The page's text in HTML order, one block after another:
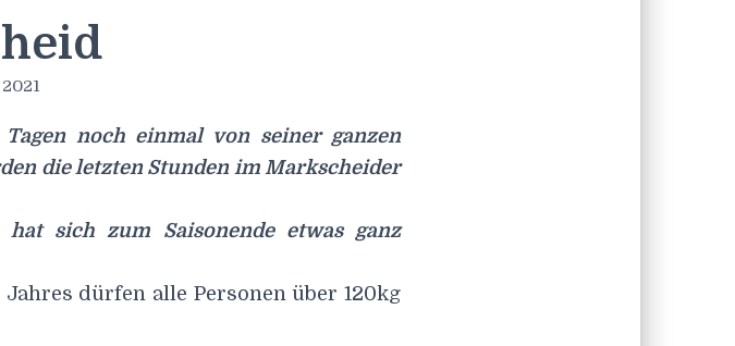
noch einmal von seiner ganzen
die letzten Stunden im Markscheider
sich zum Saisonende etwas ganz
dürfen alle Personen über 120kg